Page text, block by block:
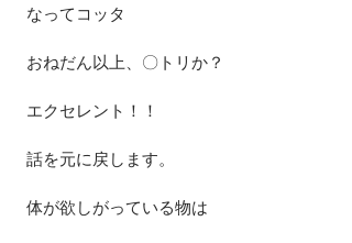
なってコッタ
おねだん以上、〇トリか？
エクセレント！！
話を元に戻します。
体が欲しがっている物は